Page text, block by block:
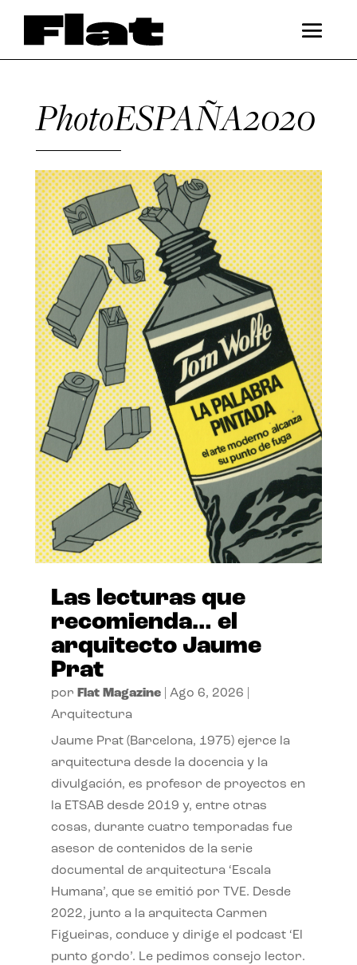
PhotoESPAÑA2020
Las lecturas que
recomienda… el
arquitecto Jaume
Prat
por Flat Magazine| Ago 6, 2026
Arquitectura
Jaume Prat (Barcelona, 1975) ejerce la
arquitectura desde la docencia y la
divulgación, es profesor de proyectos en
la ETSAB desde 2019 y, entre otras
cosas, durante cuatro temporadas fue
asesor de contenidos de la serie
documental de arquitectura ‘Escala
Humana’, que se emitió por TVE. Desde
2022, junto a la arquitecta Carmen
Figueiras, conduce y dirige el podcast ‘El
punto gordo’. Le pedimos consejo lector.